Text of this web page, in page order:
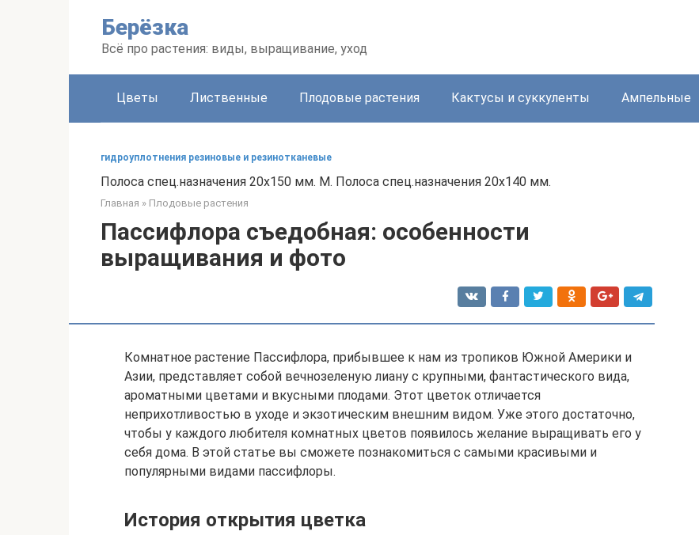
Берёзка
Всё про растения: виды, выращивание, уход
Цветы Лиственные Плодовые растения Кактусы и суккуленты Ампельные
гидроуплотнения резиновые и резинотканевые
Полоса спец.назначения 20х150 мм. М. Полоса спец.назначения 20х140 мм.
Главная » Плодовые растения
Пассифлора съедобная: особенности
выращивания и фото
Комнатное растение Пассифлора, прибывшее к нам из тропиков Южной Америки и
Азии, представляет собой вечнозеленую лиану с крупными, фантастического вида,
ароматными цветами и вкусными плодами. Этот цветок отличается
неприхотливостью в уходе и экзотическим внешним видом. Уже этого достаточно,
чтобы у каждого любителя комнатных цветов появилось желание выращивать его у
себя дома. В этой статье вы сможете познакомиться с самыми красивыми и
популярными видами пассифлоры.
История открытия цветка